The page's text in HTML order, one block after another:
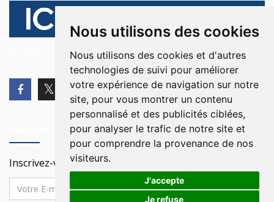
Nous utilisons des cookies
Nous utilisons des cookies et d'autres
technologies de suivi pour améliorer
votre expérience de navigation sur notre
site, pour vous montrer un contenu
personnalisé et des publicités ciblées,
pour analyser le trafic de notre site et
pour comprendre la provenance de nos
visiteurs.
J'accepte
Je refuse
© 2026 Ici Beyrouth. Tous les droits sont réservés.
Inscrivez-vous à notre Newsletter